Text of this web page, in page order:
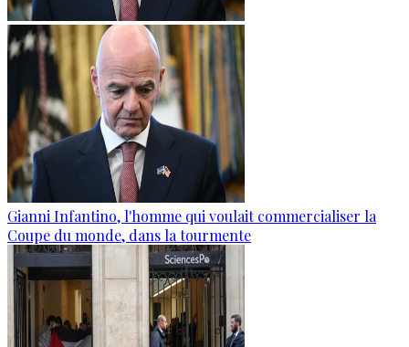
Gianni Infantino, l'homme qui voulait commercialiser la
Coupe du monde, dans la tourmente